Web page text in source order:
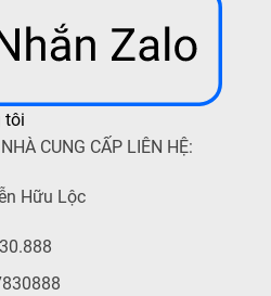
tôi
CUNG CẤP LIÊN HỆ:
Hữu Lộc